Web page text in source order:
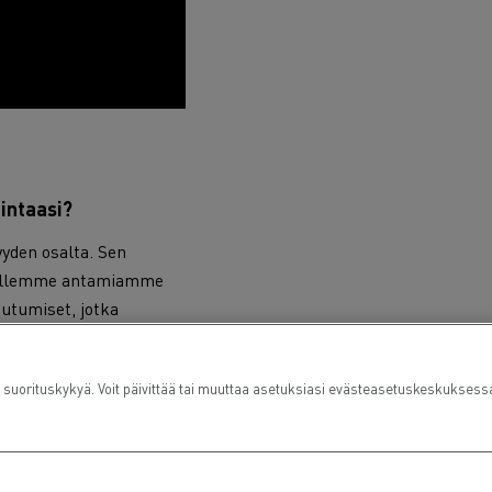
osalta. Sen
antamiamme
jotka
Voit päivittää tai muuttaa asetuksiasi